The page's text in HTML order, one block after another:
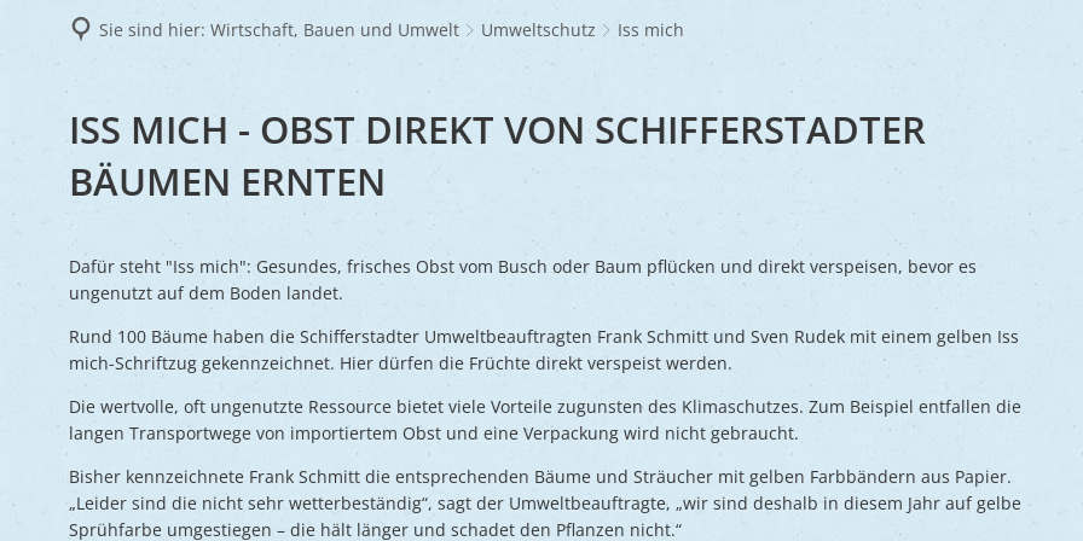
Zucht- und Tierschutz
Frühlingsmarkt
Ukraine Wir als Arbeitgeber
Sie sind hier: Wirtschaft, Bauen und Umwelt Umweltschutz Iss mich
ISS
MICH
ISS MICH - OBST DIREKT VON SCHIFFERSTADTER
BÄUMEN ERNTEN
Dafür steht "Iss mich": Gesundes, frisches Obst vom Busch oder Baum pflücken und direkt verspeisen, bevor es
ungenutzt auf dem Boden landet.
Rund 100 Bäume haben die Schifferstadter Umweltbeauftragten Frank Schmitt und Sven Rudek mit einem gelben Iss
mich-Schriftzug gekennzeichnet. Hier dürfen die Früchte direkt verspeist werden.
Die wertvolle, oft ungenutzte Ressource bietet viele Vorteile zugunsten des Klimaschutzes. Zum Beispiel entfallen die
langen Transportwege von importiertem Obst und eine Verpackung wird nicht gebraucht.
Bisher kennzeichnete Frank Schmitt die entsprechenden Bäume und Sträucher mit gelben Farbbändern aus Papier.
„Leider sind die nicht sehr wetterbeständig“, sagt der Umweltbeauftragte, „wir sind deshalb in diesem Jahr auf gelbe
Sprühfarbe umgestiegen – die hält länger und schadet den Pflanzen nicht.“